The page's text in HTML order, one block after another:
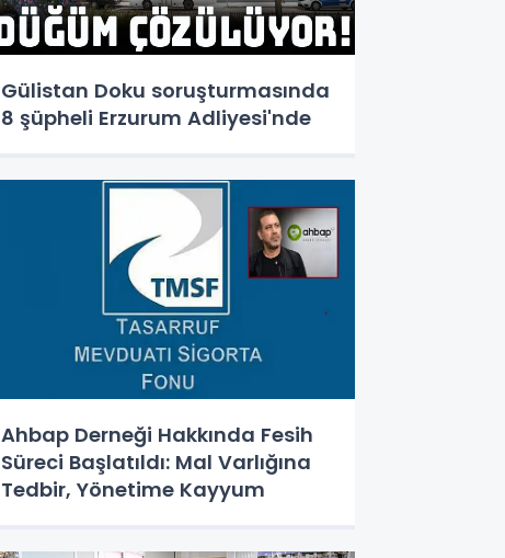
Gülistan Doku soruşturmasında
8 şüpheli Erzurum Adliyesi'nde
Ahbap Derneği Hakkında Fesih
Süreci Başlatıldı: Mal Varlığına
Tedbir, Yönetime Kayyum